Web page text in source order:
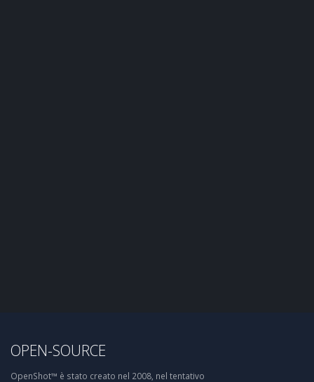
OPEN-SOURCE
OpenShot™ è stato creato nel 2008, nel tentativo